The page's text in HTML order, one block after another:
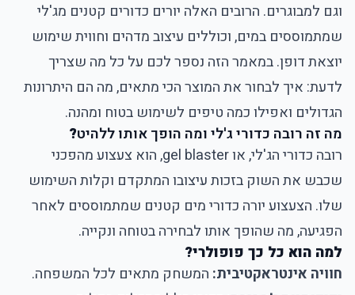
וגם למבוגרים. הרובים האלה יורים כדורים קטנים מג'לי
שמתמוססים במים, וכוללים עיצוב מדהים וחווית שימוש
יוצאת דופן. במאמר הזה נספר לכם על כל מה שצריך
לדעת: איך לבחור את המוצר הכי מתאים, מה הם היתרונות
הגדולים ואפילו כמה טיפים לשימוש בטוח ומהנה.
מה זה רובה כדורי ג'לי ומה הופך אותו ללהיט?
רובה כדורי הג'לי, או gel blaster, הוא צעצוע מהפכני
שכבש את השוק בזכות עיצובו המתקדם וקלות השימוש
שלו. הצעצוע יורה כדורי מים קטנים שמתמוססים לאחר
הפגיעה, מה שהופך אותו לבחירה בטוחה ונקייה.
למה הוא כל כך פופולרי?
חוויה אינטראקטיבית: המשחק מתאים לכל המשפחה.